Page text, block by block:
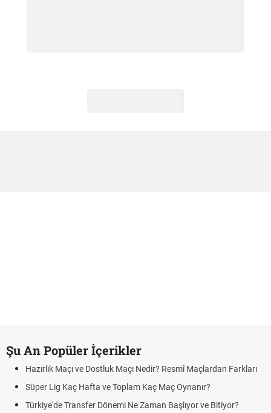
Şu An Popüler İçerikler
Hazırlık Maçı ve Dostluk Maçı Nedir? Resmî Maçlardan Farkları
Süper Lig Kaç Hafta ve Toplam Kaç Maç Oynanır?
Türkiye'de Transfer Dönemi Ne Zaman Başlıyor ve Bitiyor?